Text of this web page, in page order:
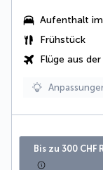
Aufenthalt im
Frühstück
Flüge aus
Bis zu 300 CHF